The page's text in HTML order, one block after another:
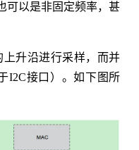
可以是非固定频率，甚
升沿进行采样，而并
I2C接口）。如下图所